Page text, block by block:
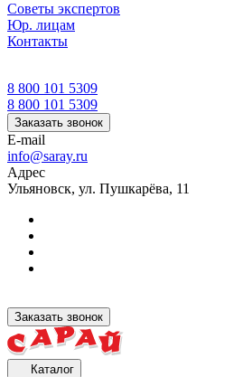
Советы экспертов
Юр. лицам
Контакты
8 800 101 5309
8 800 101 5309
Заказать звонок
E-mail
info@saray.ru
Адрес
Ульяновск, ул. Пушкарёва, 11
Заказать звонок
Каталог